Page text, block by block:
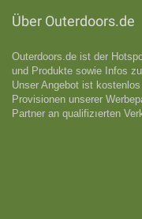
Über Outerdoors.de
Outerdoors.de ist der
und Produkte sowie Infos
Unser Angebot ist
Provisionen unserer
Partner an qualifizıerten